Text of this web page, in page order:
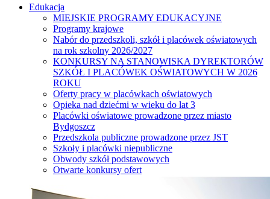
Edukacja
MIEJSKIE PROGRAMY EDUKACYJNE
Programy krajowe
Nabór do przedszkoli, szkół i placówek oświatowych
na rok szkolny 2026/2027
KONKURSY NA STANOWISKA DYREKTORÓW
SZKÓŁ I PLACÓWEK OŚWIATOWYCH W 2026
ROKU
Oferty pracy w placówkach oświatowych
Opieka nad dziećmi w wieku do lat 3
Placówki oświatowe prowadzone przez miasto
Bydgoszcz
Przedszkola publiczne prowadzone przez JST
Szkoły i placówki niepubliczne
Obwody szkół podstawowych
Otwarte konkursy ofert